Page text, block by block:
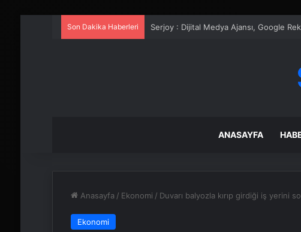
Son Dakika Haberleri UETDS Nedir ? Uetds.com İle Akıllı Dijital
ANASAYFA
Anasayfa / Ekonomi / Duvarı balyozla kırıp girdiği iş yerini
Ekonomi